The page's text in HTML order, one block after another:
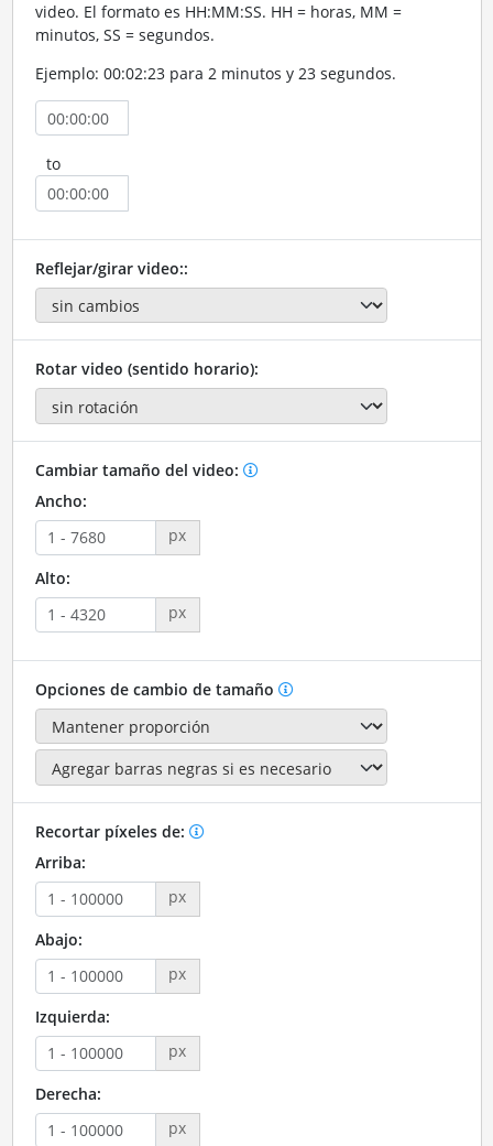
video. El formato es HH:MM:SS. HH = horas, MM =
minutos, SS = segundos.
Ejemplo: 00:02:23 para 2 minutos y 23 segundos.
to
Reflejar/girar video::
Rotar video (sentido horario):
Cambiar tamaño del video:
Ancho:
px
Alto:
px
Opciones de cambio de tamaño
Recortar píxeles de:
Arriba:
px
Abajo:
px
Izquierda:
px
Derecha:
px